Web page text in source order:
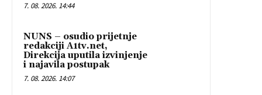
7. 08. 2026. 14:44
NUNS – osudio prijetnje
redakciji A1tv.net,
Direkcija uputila izvinjenje
i najavila postupak
7. 08. 2026. 14:07